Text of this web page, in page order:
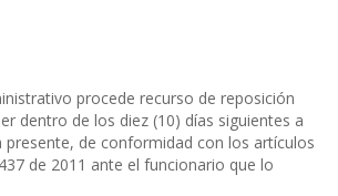
procede recurso de reposición
dentro de los diez (10) días siguientes a
presente, de conformidad con los artículos
de 2011 ante el funcionario que lo